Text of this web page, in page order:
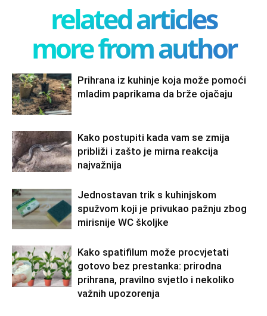
related articles
more from author
Prihrana iz kuhinje koja može pomoći
mladim paprikama da brže ojačaju
Kako postupiti kada vam se zmija
približi i zašto je mirna reakcija
najvažnija
Jednostavan trik s kuhinjskom
spužvom koji je privukao pažnju zbog
mirisnije WC školjke
Kako spatifilum može procvjetati
gotovo bez prestanka: prirodna
prihrana, pravilno svjetlo i nekoliko
važnih upozorenja